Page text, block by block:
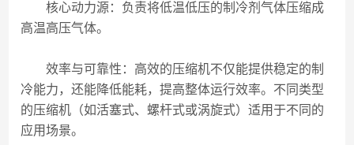
核心动力源：负责将低温低压的制冷剂气体压缩成
高温高压气体。
效率与可靠性：高效的压缩机不仅能提供稳定的制
冷能力，还能降低能耗，提高整体运行效率。不同类型
的压缩机（如活塞式、螺杆式或涡旋式）适用于不同的
应用场景。